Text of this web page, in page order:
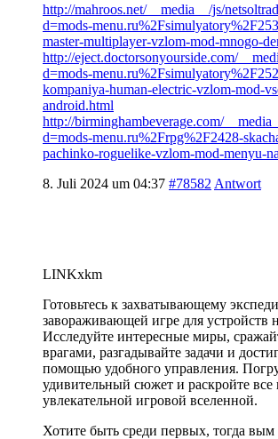
http://mahroos.net/__media__/js/
d=mods-
master-multiplayer-vzlom-mod-mnogo-
http://eject.doctorsonyourside.com/
d=mods-
kompaniya-human-electric-vzlom-mod-
android.html
http://birminghambeverage.com/
d=mods-menu.ru%2Frpg%2F2428-
pachinko-roguelike-vzlom-mod-menyu-
8. Juli 2024 um 04:37 #78582 Antwort
LINKxkm
Готовьтесь к захватывающему
завораживающей игре для устройств
Исследуйте интересные миры,
врагами, разгадывайте задачи и
помощью удобного управления.
удивительный сюжет и раскройте все
увлекательной игровой вселенной.
Хотите быть среди первых, тогда вым